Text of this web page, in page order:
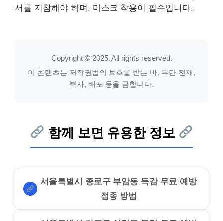
서를 지참해야 하며, 마스크 착용이 필수입니다.
Copyright © 2025. All rights reserved.
이 콘텐츠는 저작권법의 보호를 받는 바, 무단 전재,
복사, 배포 등을 금합니다.
함께 보면 유용한 정보
서울특별시 종로구 부암동 독감 무료 예방
접종 방법